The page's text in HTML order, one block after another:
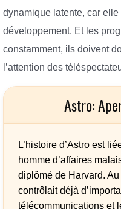
dynamique latente, car
développement. Et les
constamment, ils doivent
l’attention des
Astro:
L’histoire d’Astro est
homme d’affaires
diplômé de Harvard.
contrôlait déjà
télécommunications et